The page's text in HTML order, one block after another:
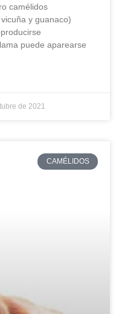
camélidos
y guanaco)
puede aparearse
de 2021
CAMÉLIDOS